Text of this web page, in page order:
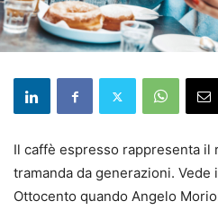
Il caffè espresso rappresenta il
tramanda da generazioni. Vede
Ottocento quando Angelo